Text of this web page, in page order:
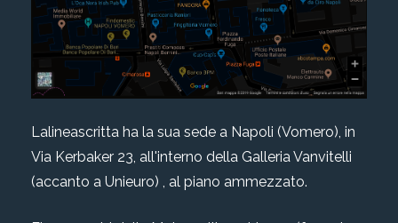
Lalineascritta ha la sua sede a Napoli (Vomero), in
Via Kerbaker 23, all'interno della Galleria Vanvitelli
(accanto a Unieuro) , al piano ammezzato.